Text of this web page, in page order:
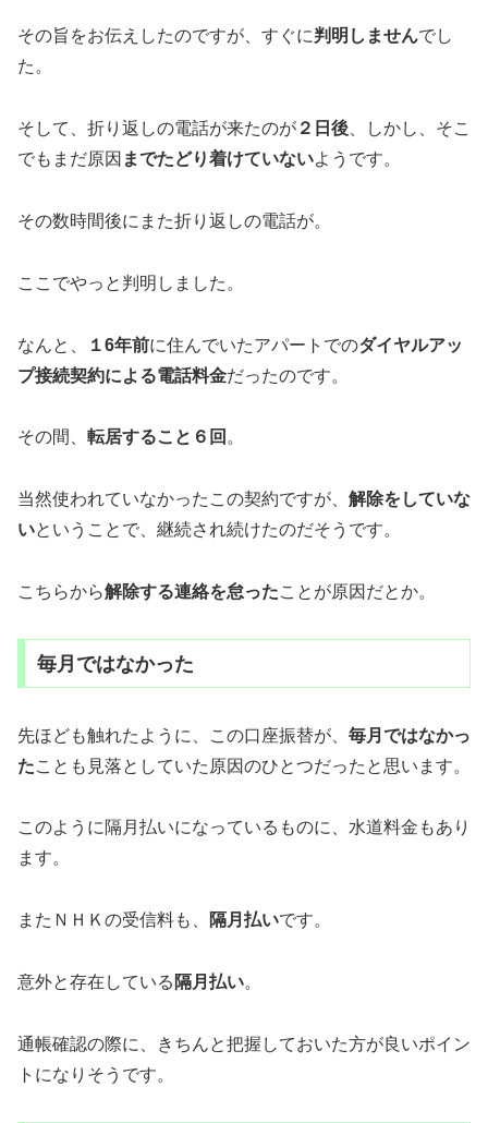
その旨をお伝えしたのですが、すぐに判明しませんでし
た。
そして、折り返しの電話が来たのが ２日後 、しかし、そこ
でもまだ原因 までたどり着けていないようです。
その数時間後にまた折り返しの電話が。
ここでやっと判明しました。
なんと、 １6年前に住んでいたアパートでのダイヤルアッ
プ接続契約による電話料金だったのです。
その間、 転居すること６回 。
当然使われていなかったこの契約ですが、 解除をしていな
いということで、継続され続けたのだそうです。
こちらから解除する連絡を怠ったことが原因だとか。
毎月ではなかった
先ほども触れたように、この口座振替が、 毎月ではなかっ
たことも見落としていた原因のひとつだったと思います。
このように隔月払いになっているものに、水道料金もあり
ます。
またＮＨＫの受信料も、 隔月払いです。
意外と存在している 隔月払い。
通帳確認の際に、きちんと把握しておいた方が良いポイン
トになりそうです。